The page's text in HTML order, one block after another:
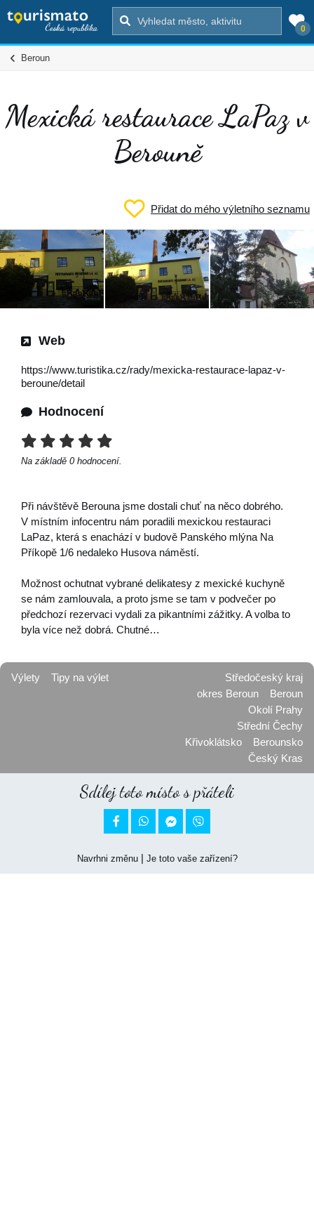
0
Beroun
Mexická restaurace LaPaz v
Berouně
Přidat do mého výletního seznamu
Web
https://www.turistika.cz/rady/mexicka-restaurace-lapaz-v-
beroune/detail
Hodnocení
Na základě 0 hodnocení.
Při návštěvě Berouna jsme dostali chuť na něco dobrého.
V místním infocentru nám poradili mexickou restauraci
LaPaz, která s enachází v budově Panského mlýna Na
Příkopě 1/6 nedaleko Husova náměstí.
Možnost ochutnat vybrané delikatesy z mexické kuchyně
se nám zamlouvala, a proto jsme se tam v podvečer po
předchozí rezervaci vydali za pikantními zážitky. A volba to
byla více než dobrá. Chutné…
Výlety Tipy na výlet
Středočeský kraj
okres Beroun
Beroun
Okolí Prahy
Střední Čechy
Křivoklátsko
Berounsko
Český Kras
Sdílej toto místo s přáteli
 
Navrhni změnu| Je toto vaše zařízení?